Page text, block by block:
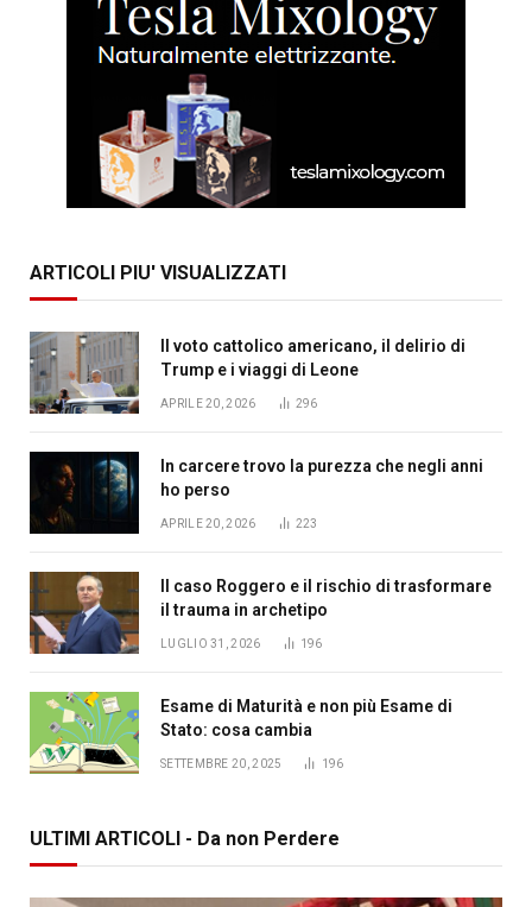
ARTICOLI PIU' VISUALIZZATI
Il voto cattolico americano, il delirio di
Trump e i viaggi di Leone
APRILE 20, 2026 296
In carcere trovo la purezza che negli anni
ho perso
APRILE 20, 2026 223
Il caso Roggero e il rischio di trasformare
il trauma in archetipo
LUGLIO 31, 2026 196
Esame di Maturità e non più Esame di
Stato: cosa cambia
SETTEMBRE 20, 2025 196
ULTIMI ARTICOLI - Da non Perdere